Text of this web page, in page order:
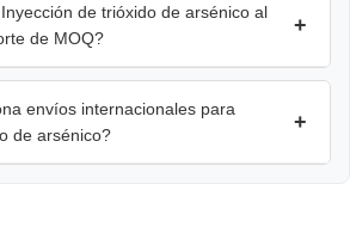
de trióxido de arsénico al
de MOQ?
+
envíos internacionales para
de arsénico?
+